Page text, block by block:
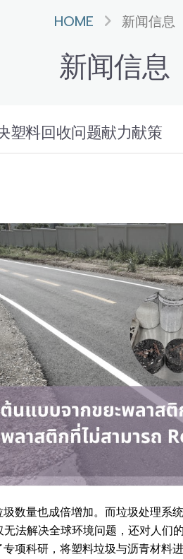
HOME 新闻信息
新闻信息
塑料回收问题献力献策
数量也成倍增加。而垃圾处理
法解决全球环境问题，还对人
项科研，将塑料垃圾与沥青材料